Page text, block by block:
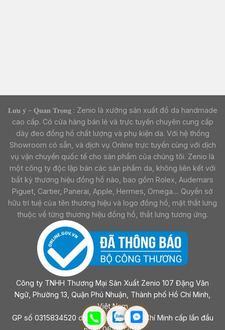
𝐋𝐮̛𝐮 𝐲́ - 𝐐𝐮𝐚𝐧 𝐓𝐫𝐨̣𝐧𝐠 : Zenio là xưởng sản xuất đồ da handmade
cao cấp. Có cửa hàng bán lẻ và trực tuyến chuyên cung cấp
dây đeo đồng hồ chất lượng và phụ kiện da. Với hệ thống
Showroom có sẵn, và dịch vụ Online trực tuyến cùng với dịch
vụ vận chuyển quốc tế cho sản phẩm của chúng tôi. Zenio là
một công ty độc lập bán các sản phẩm da, không liên kết với
bất kỳ thương hiệu đồng hồ nào, bao gồm Rolex, Audemars
Piguet, Cartier, Panerai, Apple, Hermes, Omega.... Quyền sở
hữu trí tuệ của tên thương hiệu và logo đồng hồ, mặt thắt lưng
thuộc về từng thương hiệu đồng hồ, thắt lưng tương ứng.
Công ty TNHH Thương Mại Sản Xuất Zenio 107 Đặng Văn
Ngữ, Phường 13, Quận Phú Nhuận, Thành phố Hồ Chí Minh,
Việt Nam
GP số 0315834520 do sở KHĐT Tp Hồ Chí Minh cấp lần đầu